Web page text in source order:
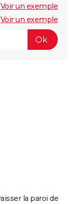
Voir un exemple
Voir un exemple
la paroi de